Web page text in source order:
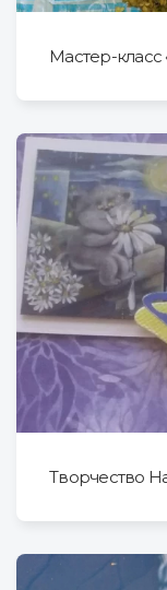
Мастер-класс
Творчество